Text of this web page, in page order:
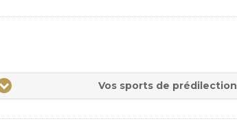
Vos sports de prédilection